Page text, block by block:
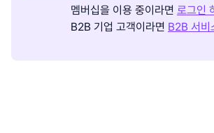
멤버십을 이용 중이라면 로그인
B2B 기업 고객이라면 B2B 서비